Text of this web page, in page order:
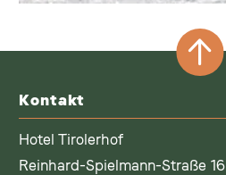
Kontakt
Hotel Tirolerhof
Reinhard-Spielmann-Straße 16